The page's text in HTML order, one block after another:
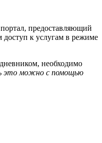
предоставляющий
к услугам в режиме
необходимо
это можно с помощью